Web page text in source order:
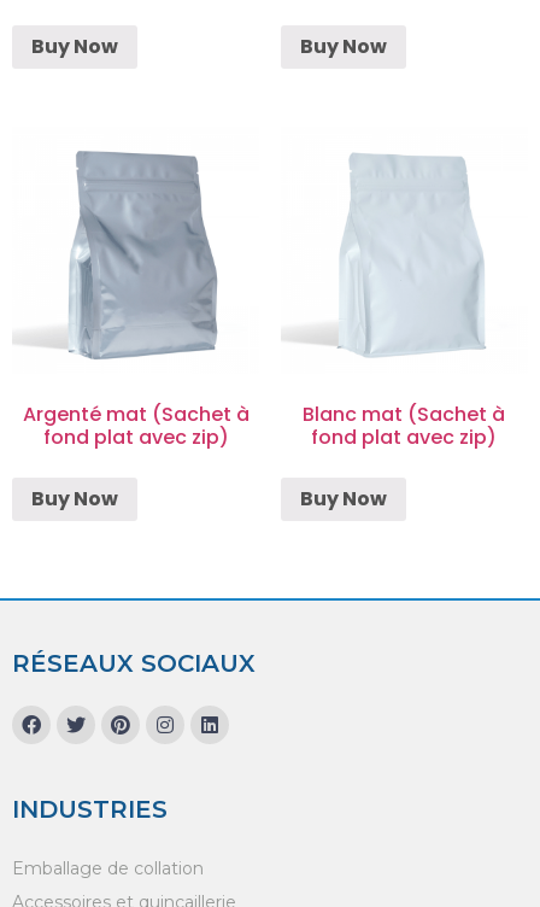
Buy Now Buy Now
Argenté mat (Sachet à
fond plat avec zip)
Buy Now
Blanc mat (Sachet à
fond plat avec zip)
Buy Now
RÉSEAUX SOCIAUX
INDUSTRIES
Emballage de collation
Accessoires et quincaillerie